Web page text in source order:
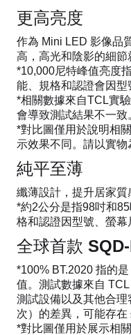
更高亮度
作為 Mini LED 影像品
高，高光和陰影的細節
*10,000尼特峰值亮度
能、規格和認證會因型
*相關數據來自TCL實
會導致測試結果不一致
*對比圖僅用於說明相
示效果不同。請以實物
純平至薄
纖薄設計，提升居家質
*約2公分是指98吋和
格和認證因型號、螢幕
全球首款
*100% BT.2020 指的
值。測試數據來自
測試設備以及其他合
次）的差異，可能存在
*對比圖僅用於展示相